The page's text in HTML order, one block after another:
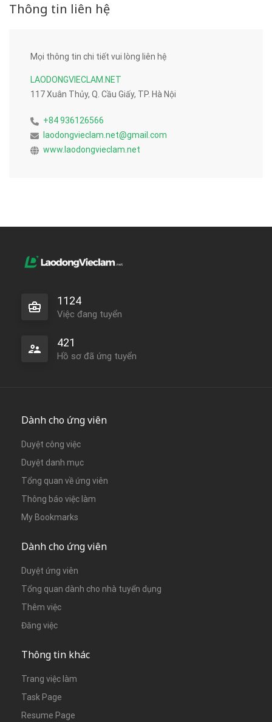
Thông tin liên hệ
Mọi thông tin chi tiết vui lòng liên hệ
LAODONGVIECLAM.NET
117 Xuân Thủy, Q. Cầu Giấy, TP. Hà Nội
+84 936126566
laodongvieclam.net@gmail.com
www.laodongvieclam.net
1124
Việc đang tuyển
421
Hồ sơ đã ứng tuyển
Dành cho ứng viên
Duyệt công việc
Duyệt danh mục
Tổng quan về ứng viên
Thông báo việc làm
My Bookmarks
Dành cho ứng viên
Duyệt ứng viên
Tổng quan dành cho nhà tuyển dụng
Thêm việc
Đăng việc
Thông tin khác
Trang việc làm
Task Page
Resume Page